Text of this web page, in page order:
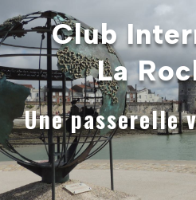
Club
La
Une passerelle